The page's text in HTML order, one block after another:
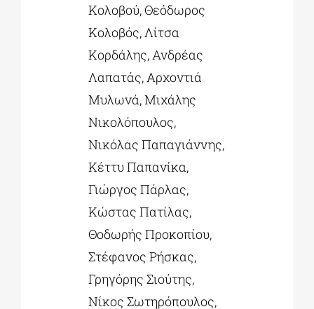
Κολοβού, Θεόδωρος
Κολοβός, Λίτσα
Κορδάλης, Ανδρέας
Λαπατάς, Αρχοντιά
Μυλωνά, Μιχάλης
Νικολόπουλος,
Νικόλας Παπαγιάννης,
Κέττυ Παπανίκα,
Γιώργος Πάρλας,
Κώστας Πατίλας,
Θοδωρής Προκοπίου,
Στέφανος Ρήσκας,
Γρηγόρης Σιούτης,
Νίκος Σωτηρόπουλος,